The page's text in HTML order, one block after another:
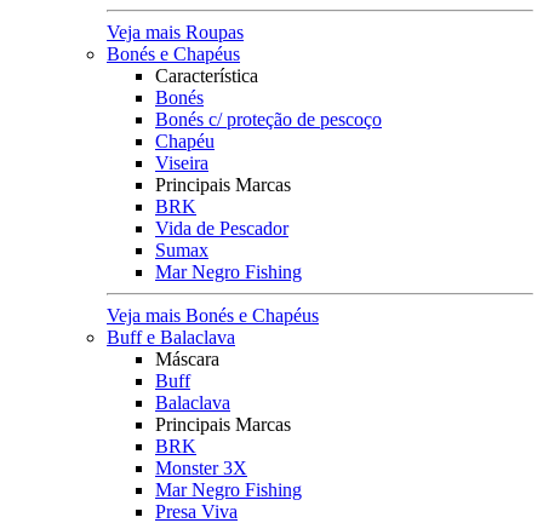
Veja mais Roupas
Bonés e Chapéus
Característica
Bonés
Bonés c/ proteção de pescoço
Chapéu
Viseira
Principais Marcas
BRK
Vida de Pescador
Sumax
Mar Negro Fishing
Veja mais Bonés e Chapéus
Buff e Balaclava
Máscara
Buff
Balaclava
Principais Marcas
BRK
Monster 3X
Mar Negro Fishing
Presa Viva